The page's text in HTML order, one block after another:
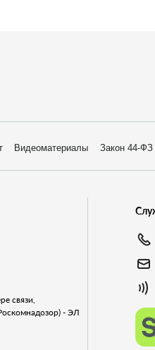
Видеоматериалы Закон 44-ФЗ
связи,
- ЭЛ